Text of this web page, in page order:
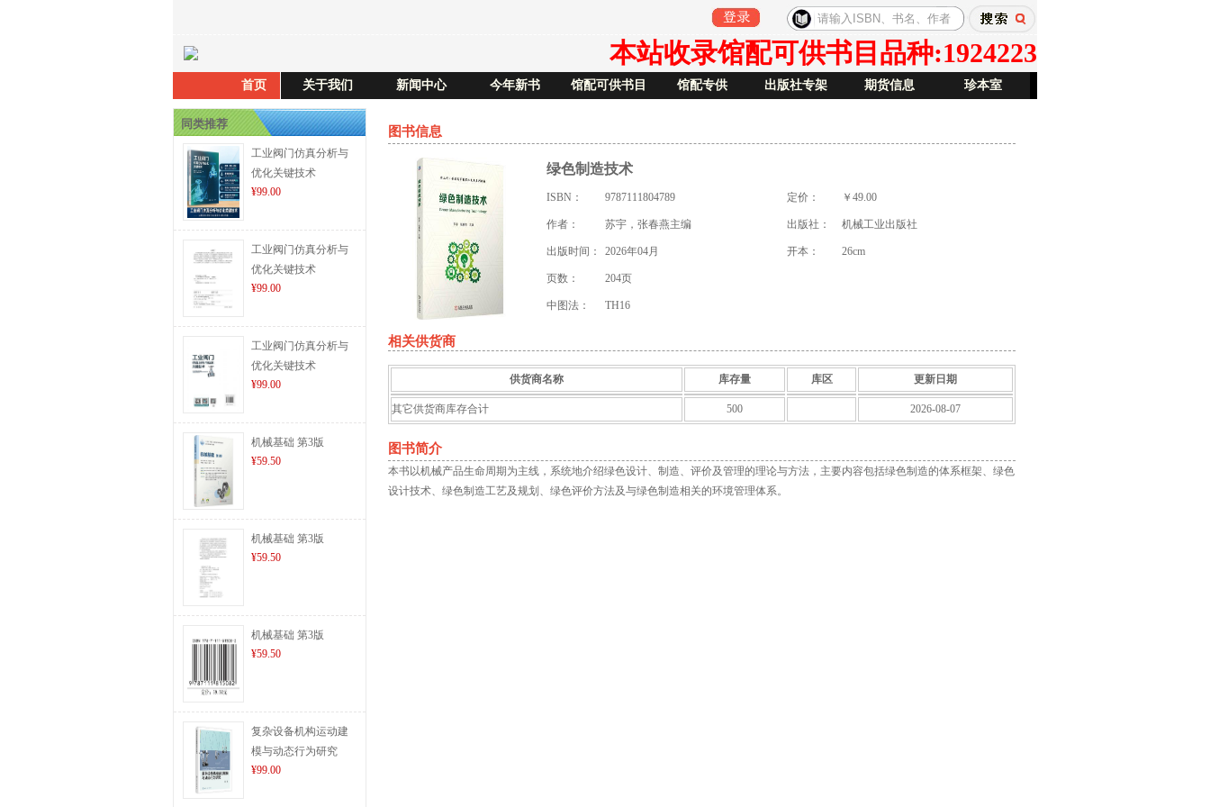
本站收录馆配可供书目品种:1924223
首页 关于我们 新闻中心 今年新书 馆配可供书目 馆配专供 出版社专架 期货信息 珍本室
同类推荐
工业阀门仿真分析与
优化关键技术
¥99.00
工业阀门仿真分析与
优化关键技术
¥99.00
工业阀门仿真分析与
优化关键技术
¥99.00
机械基础 第3版
¥59.50
机械基础 第3版
¥59.50
机械基础 第3版
¥59.50
复杂设备机构运动建
模与动态行为研究
¥99.00
图书信息
绿色制造技术
ISBN： 9787111804789 定价： ￥49.00
作者： 苏宇，张春燕主编 出版社： 机械工业出版社
出版时间： 2026年04月 开本： 26cm
页数： 204页
中图法： TH16
相关供货商
供货商名称 库存量 库区 更新日期
其它供货商库存合计 500 2026-08-07
图书简介
本书以机械产品生命周期为主线，系统地介绍绿色设计、制造、评价及管理的理论与方法，主要内容包括绿色制造的体系框架、绿色
设计技术、绿色制造工艺及规划、绿色评价方法及与绿色制造相关的环境管理体系。